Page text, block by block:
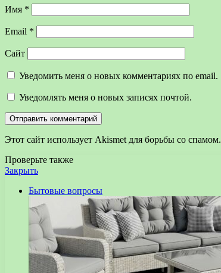
Имя *
Email *
Сайт
Уведомить меня о новых комментариях по email.
Уведомлять меня о новых записях почтой.
Этот сайт использует Akismet для борьбы со спамом.
Проверьте также
Закрыть
Бытовые вопросы